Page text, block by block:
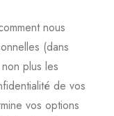
nous
(dans
plus les
de vos
vos options